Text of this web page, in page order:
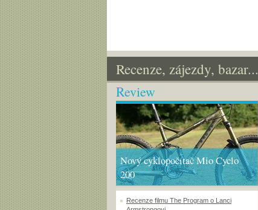
Recenze, zájezdy, bazar...
Review
Nový cyklopočítač Mio Cyclo
200
Recenze filmu The Program o Lanci